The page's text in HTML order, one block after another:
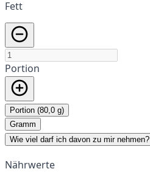
Fett
Portion
Portion (80,0 g)
Gramm
Wie viel darf ich davon zu mir nehmen?
Nährwerte